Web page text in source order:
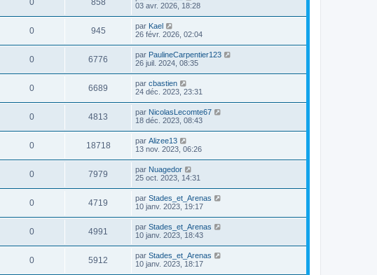
0 858
03 avr. 2026, 18:28
0 945 par Kael
26 févr. 2026, 02:04
0 6776 par PaulineCarpentier123
26 juil. 2024, 08:35
0 6689 par cbastien
24 déc. 2023, 23:31
0 4813 par NicolasLecomte67
18 déc. 2023, 08:43
0 18718 par Alizee13
13 nov. 2023, 06:26
0 7979 par Nuagedor
25 oct. 2023, 14:31
0 4719 par Stades_et_Arenas
10 janv. 2023, 19:17
0 4991 par Stades_et_Arenas
10 janv. 2023, 18:43
0 5912 par Stades_et_Arenas
10 janv. 2023, 18:17